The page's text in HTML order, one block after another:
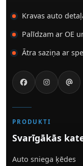
Kravas auto
Palīdzam ar OE
Ātra saziņa ar
PRODUKTI
Svarīgākās
Auto sniega ķēdes